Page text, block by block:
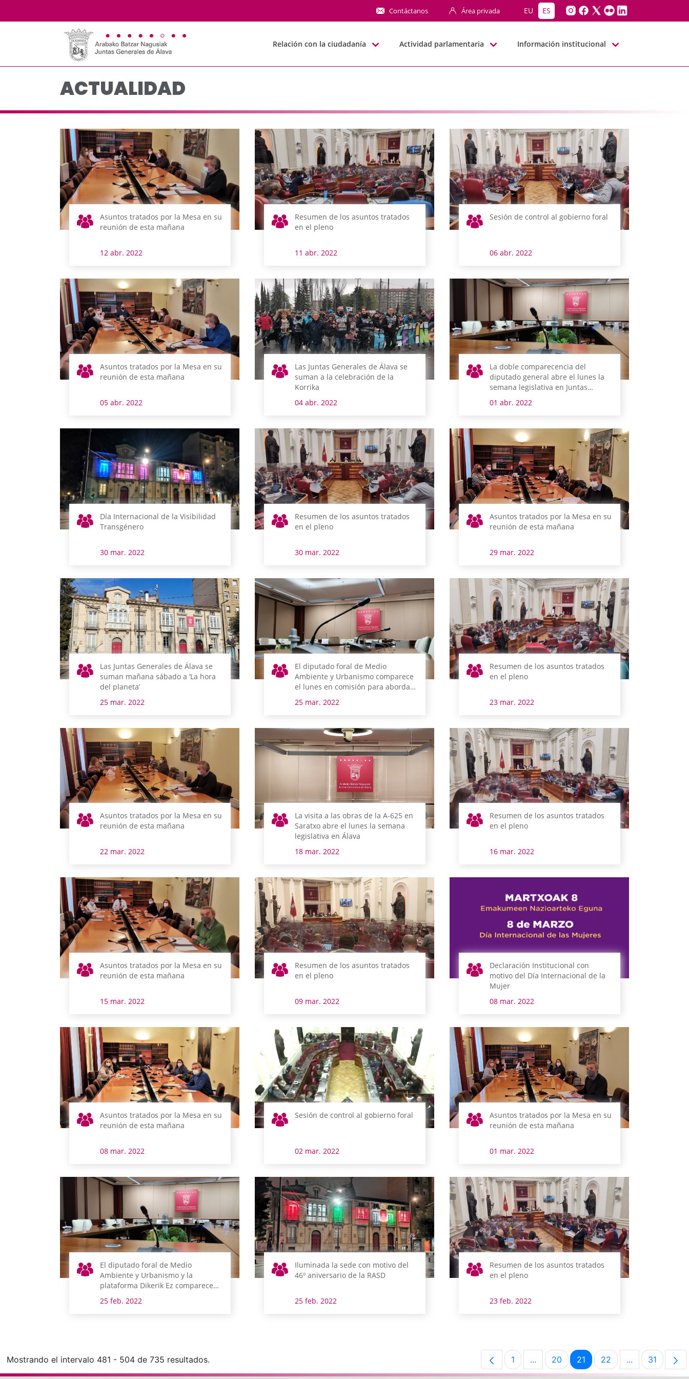
Contáctanos Área privada EU ES
Relación con la ciudadanía Actividad parlamentaria Información institucional
ACTUALIDAD
Asuntos tratados por la Mesa en su
reunión de esta mañana
12 abr. 2022
Resumen de los asuntos tratados
en el pleno
11 abr. 2022
Sesión de control al gobierno foral
06 abr. 2022
Asuntos tratados por la Mesa en su
reunión de esta mañana
05 abr. 2022
Las Juntas Generales de Álava se
suman a la celebración de la
Korrika
04 abr. 2022
La doble comparecencia del
diputado general abre el lunes la
semana legislativa en Juntas
01 abr. 2022
Día Internacional de la Visibilidad
Transgénero
30 mar. 2022
Resumen de los asuntos tratados
en el pleno
30 mar. 2022
Asuntos tratados por la Mesa en su
reunión de esta mañana
29 mar. 2022
Las Juntas Generales de Álava se
suman mañana sábado a ‘La hora
del planeta’
25 mar. 2022
El diputado foral de Medio
Ambiente y Urbanismo comparece
el lunes en comisión para abordar
25 mar. 2022
Resumen de los asuntos tratados
en el pleno
23 mar. 2022
Asuntos tratados por la Mesa en su
reunión de esta mañana
22 mar. 2022
La visita a las obras de la A-625 en
Saratxo abre el lunes la semana
legislativa en Álava
18 mar. 2022
Resumen de los asuntos tratados
en el pleno
16 mar. 2022
Asuntos tratados por la Mesa en su
reunión de esta mañana
15 mar. 2022
Resumen de los asuntos tratados
en el pleno
09 mar. 2022
Declaración Institucional con
motivo del Día Internacional de la
Mujer
08 mar. 2022
Asuntos tratados por la Mesa en su
reunión de esta mañana
08 mar. 2022
Sesión de control al gobierno foral
02 mar. 2022
Asuntos tratados por la Mesa en su
reunión de esta mañana
01 mar. 2022
El diputado foral de Medio
Ambiente y Urbanismo y la
plataforma Dikerik Ez comparecen
el lunes en comisión
25 feb. 2022
Iluminada la sede con motivo del
46º aniversario de la RASD
25 feb. 2022
Resumen de los asuntos tratados
en el pleno
23 feb. 2022
Mostrando el intervalo 481 - 504 de 735 resultados. Página
1 ...Páginas intermedias Use TAB para
Página
20 Página
21 Página
22 ...PáginasPágina
31